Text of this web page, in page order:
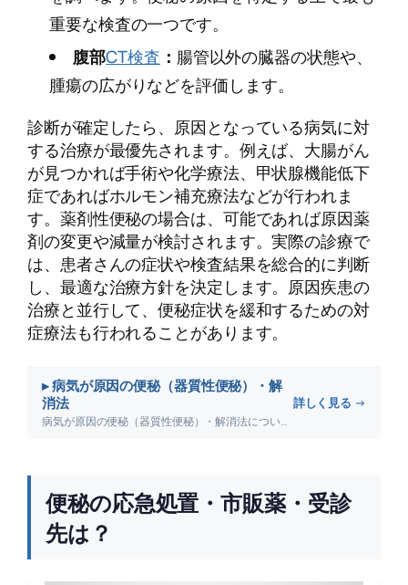
重要な検査の一つです。
腹部CT検査 ： 腸管以外の臓器の状態や、
腫瘍の広がりなどを評価します。
診断が確定したら、原因となっている病気に対
する治療が最優先されます。例えば、大腸がん
が見つかれば手術や化学療法、甲状腺機能低下
症であればホルモン補充療法などが行われま
す。薬剤性便秘の場合は、可能であれば原因薬
剤の変更や減量が検討されます。実際の診療で
は、患者さんの症状や検査結果を総合的に判断
し、最適な治療方針を決定します。原因疾患の
治療と並行して、便秘症状を緩和するための対
症療法も行われることがあります。
▸ 病気が原因の便秘（器質性便秘）・解
消法
病気が原因の便秘（器質性便秘）・解消法について詳しく解説します。
詳しく見る →
便秘の応急処置・市販薬・受診
先は？